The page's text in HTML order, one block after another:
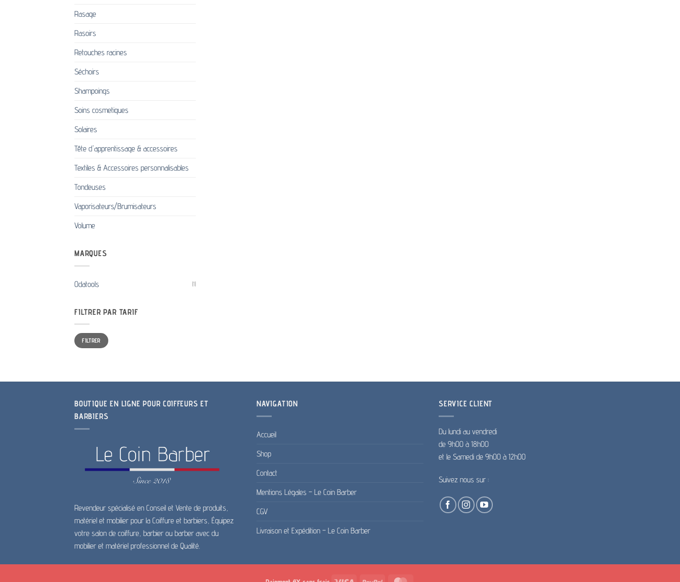
Rasage
Rasoirs
Retouches racines
Séchoirs
Shampoings
Soins cosmetiques
Solaires
Tête d'apprentissage & accessoires
Textiles & Accessoires personnalisables
Tondeuses
Vaporisateurs/Brumisateurs
Volume
MARQUES
Odatools (1)
FILTRER PAR TARIF
Prix
min
Prix
maxFILTRER
BOUTIQUE EN LIGNE POUR COIFFEURS ET
BARBIERS
Revendeur spécialisé en Conseil et Vente de produits,
matériel et mobilier pour la Coiffure et barbiers, Équipez
votre salon de coiffure, barbier ou barber avec du
mobilier et matériel professionnel de Qualité.
NAVIGATION
Accueil
Shop
Contact
Mentions Légales – Le Coin Barber
CGV
Livraison et Expédition – Le Coin Barber
SERVICE CLIENT
Du lundi au vendredi
de 9h00 à 18h00
et le Samedi de 9h00 à 12h00
Suivez nous sur :